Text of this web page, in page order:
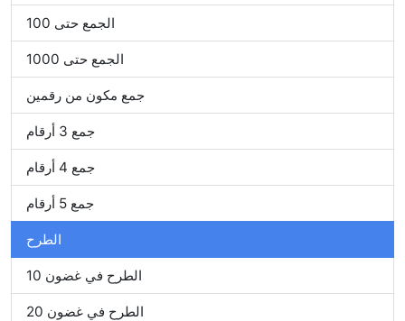
الجمع حتى 100
الجمع حتى 1000
جمع مكون من رقمين
جمع 3 أرقام
جمع 4 أرقام
جمع 5 أرقام
الطرح
الطرح في غضون 10
الطرح في غضون 20